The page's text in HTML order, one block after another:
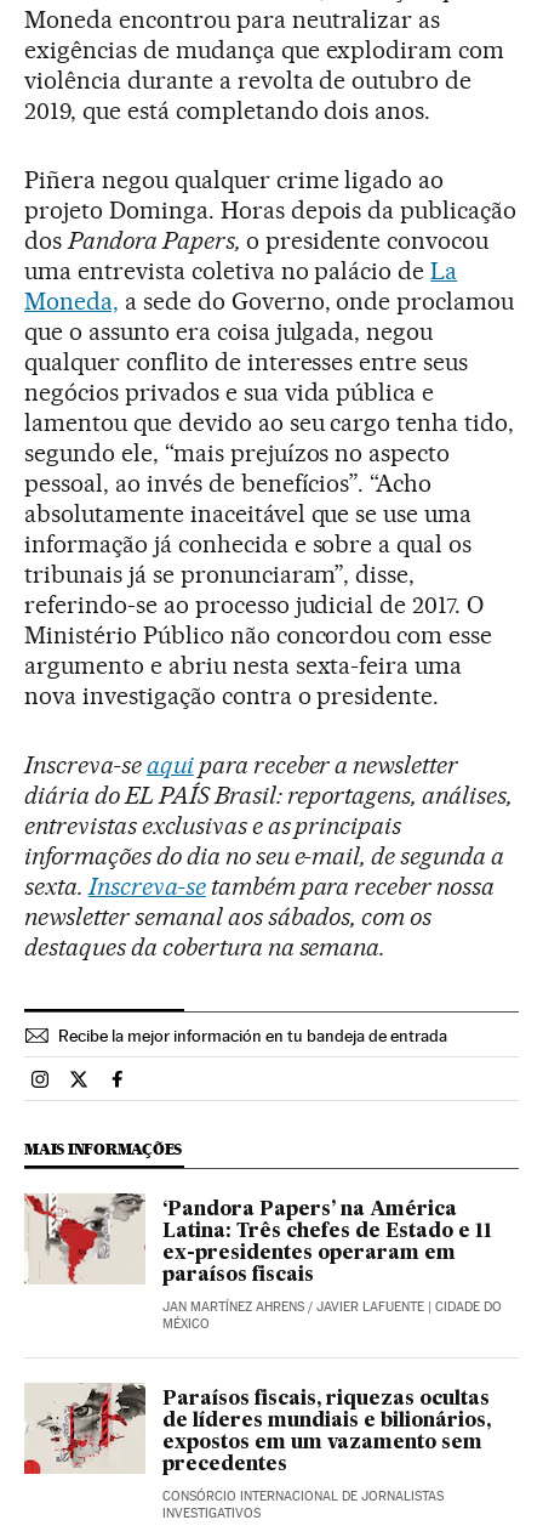
Moneda encontrou para neutralizar as
exigências de mudança que explodiram com
violência durante a revolta de outubro de
2019, que está completando dois anos.
Piñera negou qualquer crime ligado ao
projeto Dominga. Horas depois da publicação
dosPandora Papers, o presidente convocou
uma entrevista coletiva no palácio deLa
Moneda, a sede do Governo, onde proclamou
que o assunto era coisa julgada, negou
qualquer conflito de interesses entre seus
negócios privados e sua vida pública e
lamentou que devido ao seu cargo tenha tido,
segundo ele, “mais prejuízos no aspecto
pessoal, ao invés de benefícios”. “Acho
absolutamente inaceitável que se use uma
informação já conhecida e sobre a qual os
tribunais já se pronunciaram”, disse,
referindo-se ao processo judicial de 2017. O
Ministério Público não concordou com esse
argumento e abriu nesta sexta-feira uma
nova investigação contra o presidente.
Inscreva-seaquipara receber a newsletter
diária do EL PAÍS Brasil: reportagens, análises,
entrevistas exclusivas e as principais
informações do dia no seu e-mail, de segunda a
sexta.Inscreva-setambém para receber nossa
newsletter semanal aos sábados, com os
destaques da cobertura na semana.
Recibe la mejor información en tu bandeja de entrada
Pandora Papers El País Brasil en Instagram
Pandora Papers El País Brasil en Twitter
Pandora Papers El País Brasil en Facebook
MAIS INFORMAÇÕES
‘Pandora Papers’ na América
Latina: Três chefes de Estado e 11
ex-presidentes operaram em
paraísos fiscais
JAN MARTÍNEZ AHRENS / JAVIER LAFUENTE | CIDADE DO
MÉXICO
Paraísos fiscais, riquezas ocultas
de líderes mundiais e bilionários,
expostos em um vazamento sem
precedentes
CONSÓRCIO INTERNACIONAL DE JORNALISTAS
INVESTIGATIVOS